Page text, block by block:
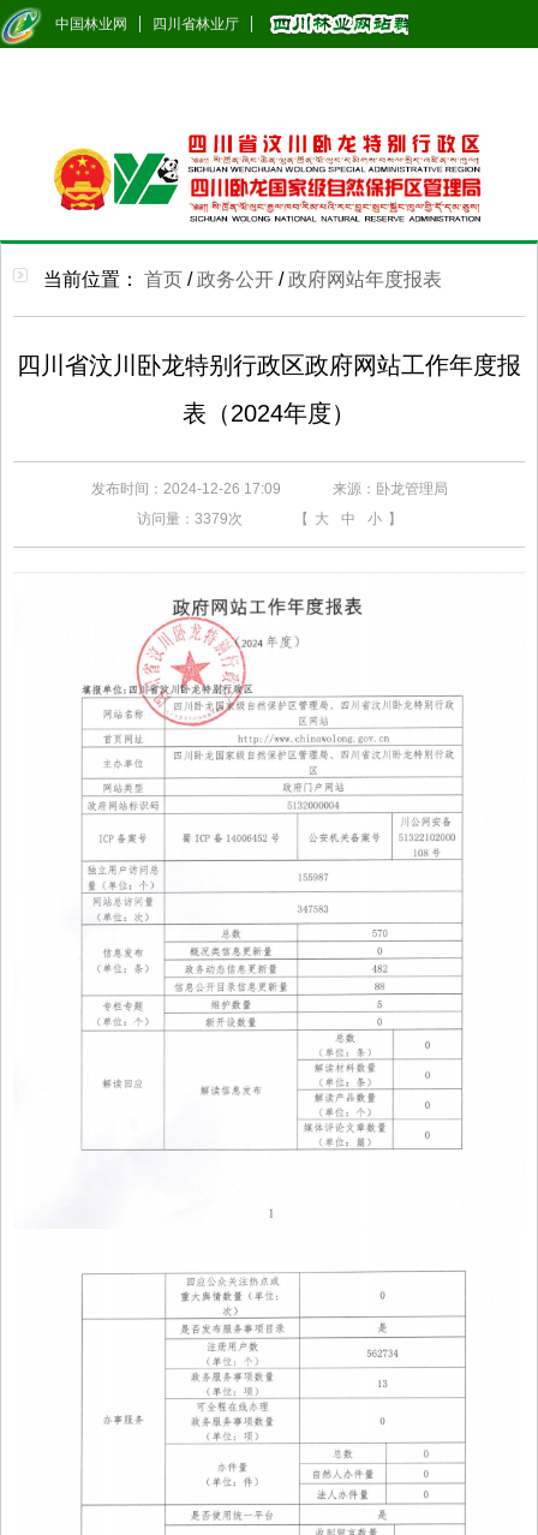
中国林业网 四川省林业厅
当前位置： 首页 /政务公开 /政府网站年度报表
四川省汶川卧龙特别行政区政府网站工作年度报
表（2024年度）
发布时间：2024-12-26 17:09
来源：卧龙管理局
访问量： 3379次 【 大 中 小 】